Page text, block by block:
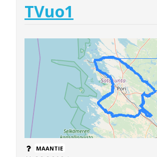
TVuo1
MAANTIE